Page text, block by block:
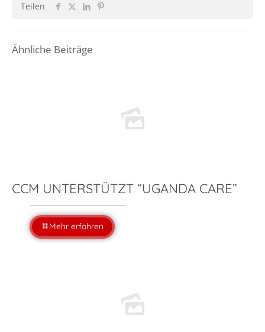
Teilen
Ähnliche Beiträge
CCM UNTERSTÜTZT “UGANDA CARE”
Mehr erfahren